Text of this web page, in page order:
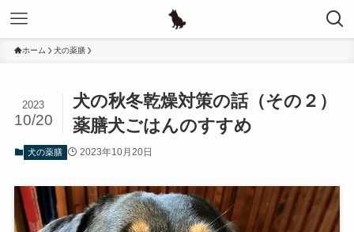
ホーム 犬の薬膳
犬の秋冬乾燥対策の話（その２）
薬膳犬ごはんのすすめ
2023
10/20
犬の薬膳 2023年10月20日